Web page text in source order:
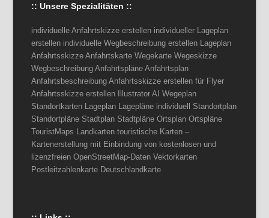
:: Unsere Spezialitäten ::
individuelle Anfahrtskizze erstellen individueller Lageplan
erstellen individuelle Wegbeschreibung erstellen Lageplan
Anfahrtsskizze Anfahrtskarte Wegekarte Wegeskizze
Wegbeschreibung Anfahrtspläne Anfahrtsplan
Anfahrtsbeschreibung Anfahrtsskizze erstellen für Flyer
Anfahrtsskizze erstellen Illustrator AI Wegeplan
Standortkarten Lageplan Lagepläne individuell Standortplan
Standortpläne Stadtplan Stadtpläne Ortsplan Ortspläne
TouristMaps Landkarten touristische Karten –
Kartenerstellung mit Einbindung von kostenlosen und
lizenzfreien OpenStreetMap-Daten Vektorkarten
Postleitzahlenkarte Deutschlandkarte